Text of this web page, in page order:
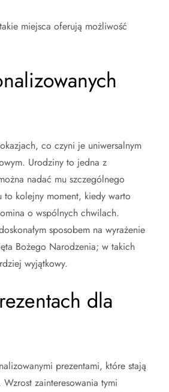
miejsca oferują możliwość
co czyni je uniwersalnym
Urodziny to jedna z
nadać mu szczególnego
to kolejny moment, kiedy warto
o wspólnych chwilach.
sposobem na wyrażenie
Bożego Narodzenia; w takich
wyjątkowy.
dla
prezentami, które stają
zainteresowania tymi